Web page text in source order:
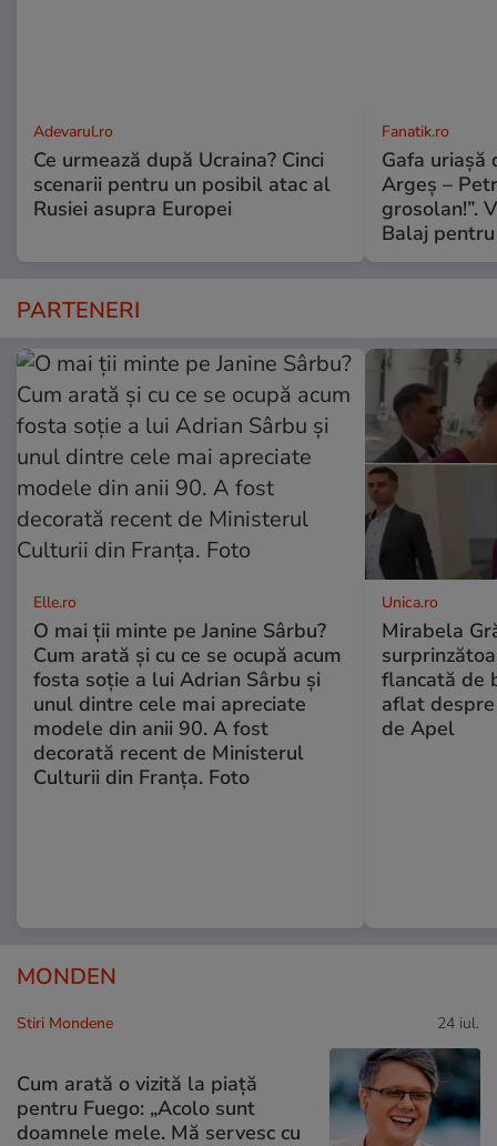
Adevarul.ro
Ce urmează după Ucraina? Cinci
scenarii pentru un posibil atac al
Rusiei asupra Europei
Fanatik.ro
Gafa uriașă
Argeș –
grosolan!”.
Balaj
PARTENERI
Elle.ro
O mai ții minte pe Janine Sârbu?
Cum arată și cu ce se ocupă acum
fosta soție a lui Adrian Sârbu și
unul dintre cele mai apreciate
modele din anii 90. A fost
decorată recent de Ministerul
Culturii din Franța. Foto
Unica.ro
Mirabela
flancată de
aflat
de Apel
MONDEN
Stiri Mondene 24 iul.
Cum arată o vizită la piață
pentru Fuego: „Acolo sunt
doamnele mele. Mă servesc cu